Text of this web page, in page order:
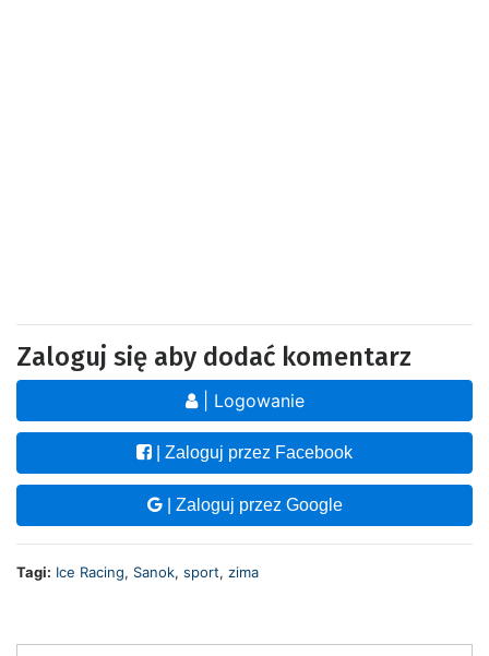
Zaloguj się aby dodać komentarz
| Logowanie
| Zaloguj przez Facebook
| Zaloguj przez Google
Tagi: Ice Racing, Sanok, sport, zima